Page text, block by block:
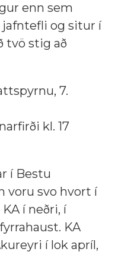
enn sem
og situr í
tvö stig að
7.
kl. 17
í Bestu
voru svo hvort í
í neðri, í
KA
í lok apríl,